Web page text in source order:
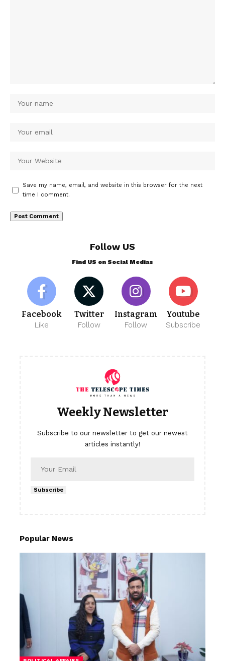
Save my name, email, and website in this browser for the next
time I comment.
Follow US
Find US on Social Medias
Facebook
Like
Twitter
Follow
Instagram
Follow
Youtube
Subscribe
Weekly Newsletter
Subscribe to our newsletter to get our newest
articles instantly!
Subscribe
Popular News